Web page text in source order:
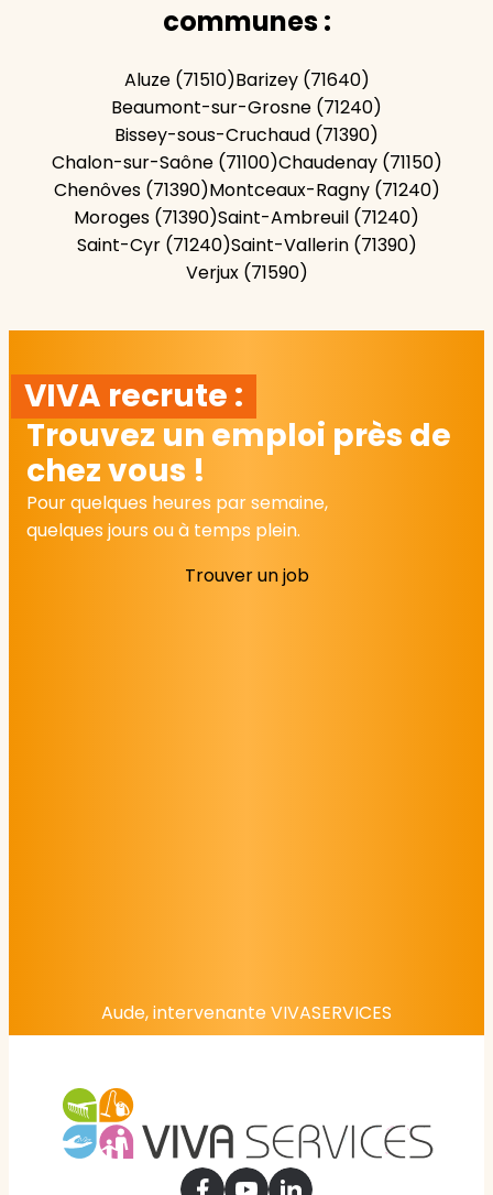
communes :
Aluze (71510)Barizey (71640)
Beaumont-sur-Grosne (71240)
Bissey-sous-Cruchaud (71390)
Chalon-sur-Saône (71100)Chaudenay (71150)
Chenôves (71390)Montceaux-Ragny (71240)
Moroges (71390)Saint-Ambreuil (71240)
Saint-Cyr (71240)Saint-Vallerin (71390)
Verjux (71590)
VIVA recrute :
Trouvez un emploi près de
chez vous !
Pour quelques heures par semaine,
quelques jours ou à temps plein.
Trouver un job
Aude, intervenante VIVASERVICES